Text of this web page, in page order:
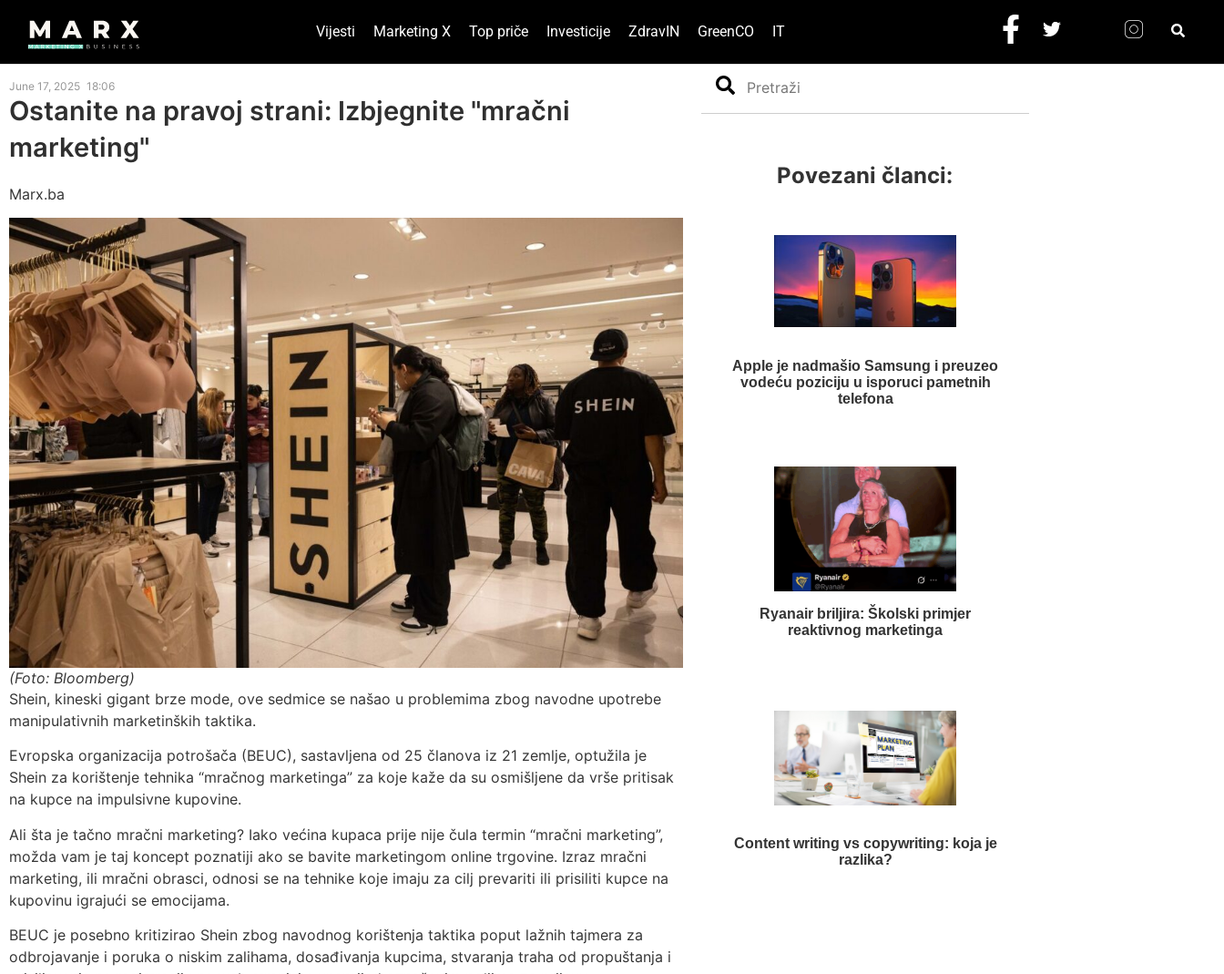
Vijesti Marketing X Top priče Investicije ZdravIN GreenCO IT
June 17, 2025 18:06
Ostanite na pravoj strani: Izbjegnite "mračni
marketing"
Marx.ba
(Foto: Bloomberg)
Shein, kineski gigant brze mode, ove sedmice se našao u problemima zbog navodne upotrebe
manipulativnih marketinških taktika.
Evropska organizacija potrošača (BEUC), sastavljena od 25 članova iz 21 zemlje, optužila je
Shein za korištenje tehnika “mračnog marketinga” za koje kaže da su osmišljene da vrše pritisak
na kupce na impulsivne kupovine.
Ali šta je tačno mračni marketing? Iako većina kupaca prije nije čula termin “mračni marketing”,
možda vam je taj koncept poznatiji ako se bavite marketingom online trgovine. Izraz mračni
marketing, ili mračni obrasci, odnosi se na tehnike koje imaju za cilj prevariti ili prisiliti kupce na
kupovinu igrajući se emocijama.
BEUC je posebno kritizirao Shein zbog navodnog korištenja taktika poput lažnih tajmera za
odbrojavanje i poruka o niskim zalihama, dosađivanja kupcima, stvaranja traha od propuštanja i
Search
Povezani članci:
Apple je nadmašio Samsung i preuzeo
vodeću poziciju u isporuci pametnih
telefona
Ryanair briljira: Školski primjer
reaktivnog marketinga
Content writing vs copywriting: koja je
razlika?